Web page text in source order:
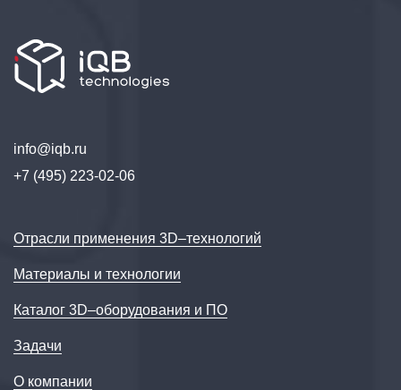
info@iqb.ru
+7 (495) 223-02-06
Отрасли применения 3D–технологий
Материалы и технологии
Каталог 3D–оборудования и ПО
Задачи
О компании